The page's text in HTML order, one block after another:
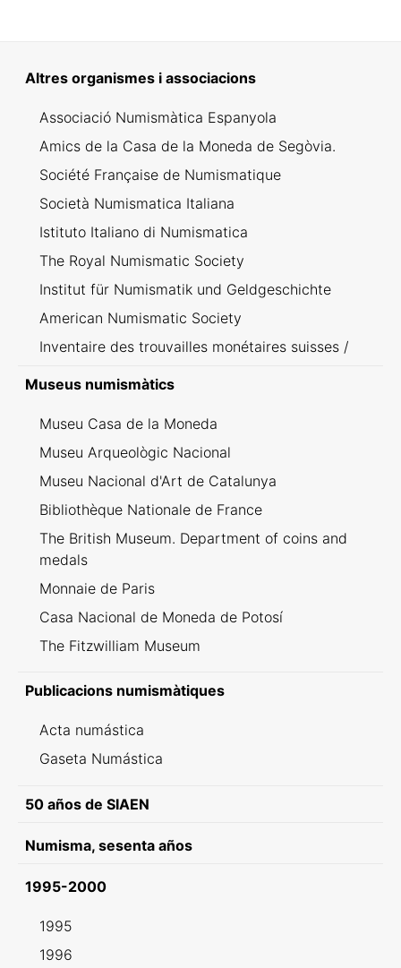
Mostra/Amaga
Altres organismes i associacions
Associació Numismàtica Espanyola
Amics de la Casa de la Moneda de Segòvia.
Société Française de Numismatique
Società Numismatica Italiana
Istituto Italiano di Numismatica
The Royal Numismatic Society
Institut für Numismatik und Geldgeschichte
American Numismatic Society
Inventaire des trouvailles monétaires suisses /
Museus numismàtics
Museu Casa de la Moneda
Museu Arqueològic Nacional
Museu Nacional d'Art de Catalunya
Bibliothèque Nationale de France
The British Museum. Department of coins and
medals
Monnaie de Paris
Casa Nacional de Moneda de Potosí
The Fitzwilliam Museum
Publicacions numismàtiques
Acta numástica
Gaseta Numástica
50 años de SIAEN
Numisma, sesenta años
1995-2000
1995
1996